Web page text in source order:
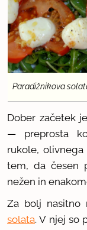
Paradižnikova
Dober začetek je
— preprosta
rukole,
tem, da česen
nežen in
Za bolj nasitno
solata. V njej so